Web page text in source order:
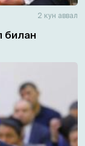
2 кун аввал
билан